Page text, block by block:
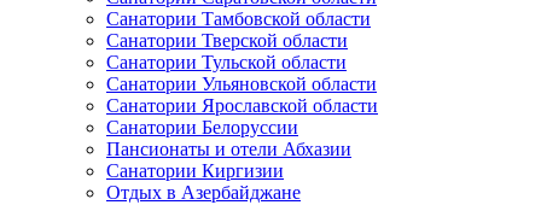
Санатории Тамбовской области
Санатории Тверской области
Санатории Тульской области
Санатории Ульяновской области
Санатории Ярославской области
Санатории Белоруссии
Пансионаты и отели Абхазии
Санатории Киргизии
Отдых в Азербайджане